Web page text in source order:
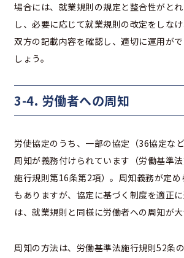
場合には、就業規則の規定と整合性がと
し、必要に応じて就業規則の改定をしなけ
双方の記載内容を確認し、適切に運用が
しょう。
3-4. 労働者への周知
労使協定のうち、一部の協定（36協定な
周知が義務付けられています（労働基準
施行規則第16条第2項）。周知義務が定め
もありますが、協定に基づく制度を適正
は、就業規則と同様に労働者への周知が大
周知の方法は、労働基準法施行規則52条